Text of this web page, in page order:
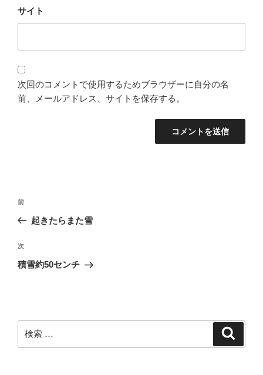
サイト
次回のコメントで使用するためブラウザーに自分の名
前、メールアドレス、サイトを保存する。
投
ビ
ゲ
ン
過
去
投
稿
前
起きたらまた雪
次
の
次
積雪約50センチ
索: